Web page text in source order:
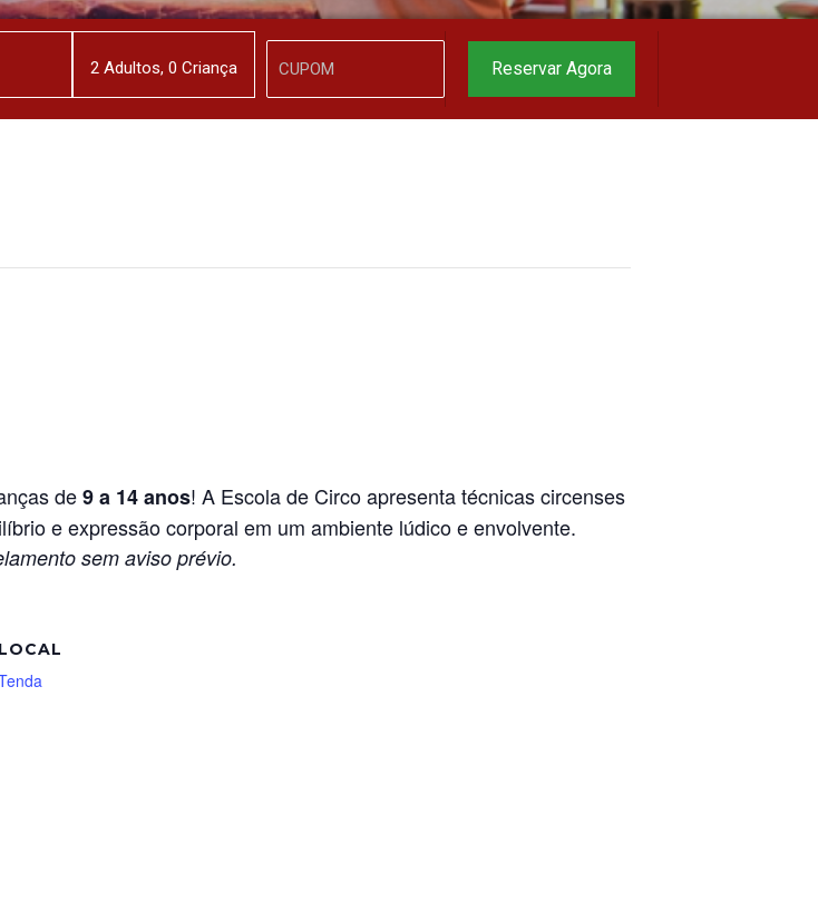
de9 a 14 anos! A Escola de Circo apresenta técnicas circenses
e expressão corporal em um ambiente lúdico e envolvente.
sem aviso prévio.
LOCAL
2Adultos, 0 Criança
▼
Reservar Agora